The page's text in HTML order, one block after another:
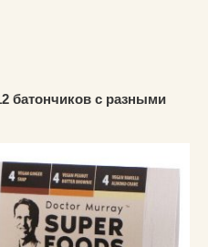
батончиков с разными